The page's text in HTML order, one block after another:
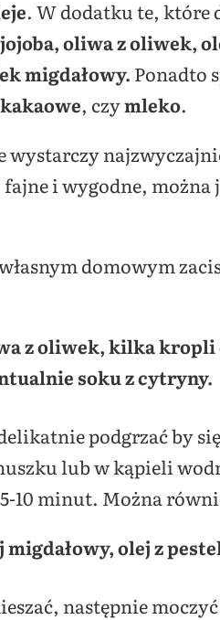
. W dodatku te, które
oliwa z oliwek,
migdałowy. Ponadto
, czymleko.
fajne i wygodne,
domowym
z oliwek, kilka
soku z cytryny.
podgrzać by
lub w kąpieli
10 minut. Można
migdałowy, olej z
następnie